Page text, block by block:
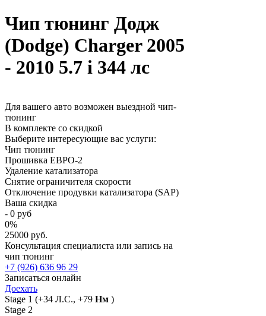
Чип тюнинг Додж
(Dodge) Charger 2005
- 2010 5.7 i 344 лс
Для вашего авто возможен выездной чип-
тюнинг
В комплекте со скидкой
Выберите интересующие вас услуги:
Чип тюнинг
Прошивка ЕВРО-2
Удаление катализатора
Снятие ограничителя скорости
Отключение продувки катализатора (SAP)
Ваша скидка
- 0 руб
0%
25000 руб.
Консультация специалиста или запись на
чип тюнинг
+7 (926) 636 96 29
Записаться онлайн
Доехать
Stage 1 (+34 Л.С., +79 Нм )
Stage 2